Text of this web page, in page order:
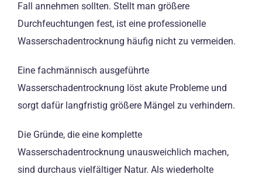
Fall annehmen sollten. Stellt man größere
Durchfeuchtungen fest, ist eine professionelle
Wasserschadentrocknung häufig nicht zu vermeiden.
Eine fachmännisch ausgeführte
Wasserschadentrocknung löst akute Probleme und
sorgt dafür langfristig größere Mängel zu verhindern.
Die Gründe, die eine komplette
Wasserschadentrocknung unausweichlich machen,
sind durchaus vielfältiger Natur. Als wiederholte